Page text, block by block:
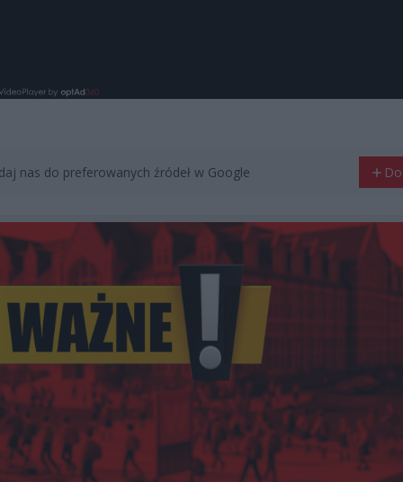
nas do preferowanych źródeł w Google